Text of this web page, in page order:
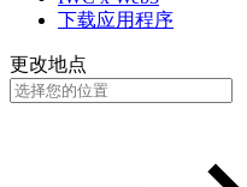
下载应用程序
更改地点